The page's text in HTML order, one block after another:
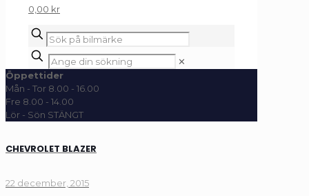
0,00 kr
✕
Öppettider
Mån - Tor 8.00 - 16.00
Fre 8.00 - 14.00
Lör - Sön STÄNGT
CHEVROLET BLAZER
22 december, 2015